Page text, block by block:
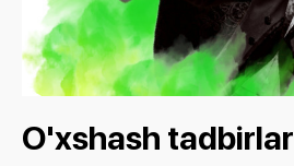
O'xshash tadbirlar